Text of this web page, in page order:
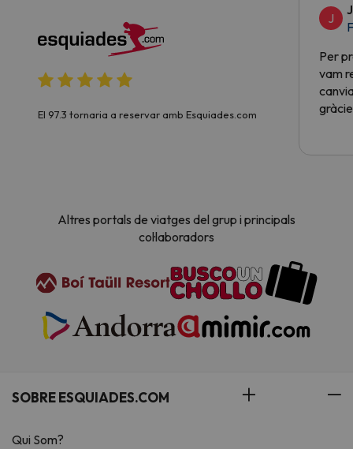
El 97.3 tornaria a reservar amb Esquiades.com
J
Per
vam
Altres portals de viatges del grup i principals
col·laboradors
SOBRE ESQUIADES.COM
Qui Som?